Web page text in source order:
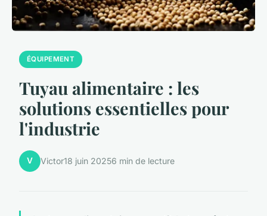
ÉQUIPEMENT
Tuyau alimentaire : les
solutions essentielles pour
l'industrie
V Victor18 juin 20256 min de lecture